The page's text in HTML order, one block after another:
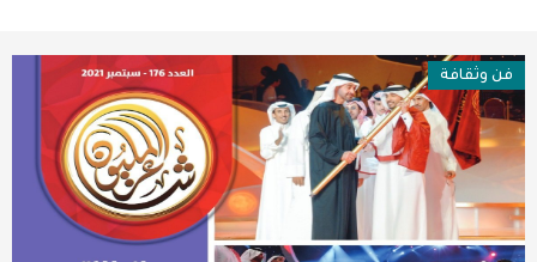
فن وثقافة
عربية ودولية
تقنيات
تحقيقات صحفية